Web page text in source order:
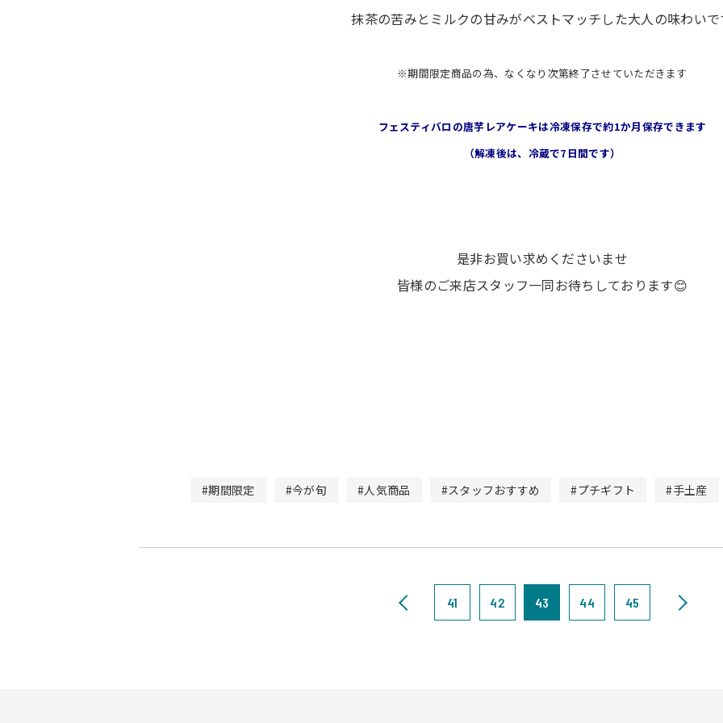
抹茶の苦みとミルクの甘みがベストマッチした大人の味わい
※期間限定商品の為、なくなり次第終了させていただきます
フェスティバロの唐芋レアケーキは冷凍保存で約1か月保存できます
（解凍後は、冷蔵で7日間です）
是非お買い求めくださいませ
皆様のご来店スタッフ一同お待ちしております😊
#期間限定 #今が旬 #人気商品 #スタッフおすすめ #プチギフト #手土産
41 42 43 44 45